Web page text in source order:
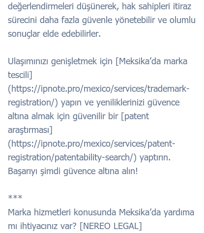
değerlendirmeleri düşünerek, hak sahipleri itiraz
sürecini daha fazla güvenle yönetebilir ve olumlu
sonuçlar elde edebilirler.
Ulaşımınızı genişletmek için [Meksika’da marka
tescili]
(https://ipnote.pro/mexico/services/trademark-
registration/) yapın ve yeniliklerinizi güvence
altına almak için güvenilir bir [patent
araştırması]
(https://ipnote.pro/mexico/services/patent-
registration/patentability-search/) yaptırın.
Başarıyı şimdi güvence altına alın!
***
Marka hizmetleri konusunda Meksika’da yardıma
mı ihtiyacınız var? [NEREO LEGAL]